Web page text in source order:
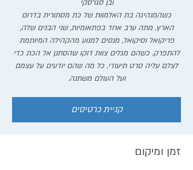
כשהמנהיגה בת האלמוות של כת מסתורית בדרום
הארץ, מתה ערב אחד בפתאומיות, שני הבנים שלה,
פריקואל וסיקואל, מנסים למנוע מהקהילה המיותמת
להתפרק. כשהם מגלים צוות דוקו שהסתנן אל הכת כדי
לצלם עליה סרט תיעודי, כל מה שהם יודעים על עצמם
ועל העולם משתנה.
קניית כרטיסים
זמן ומיקום